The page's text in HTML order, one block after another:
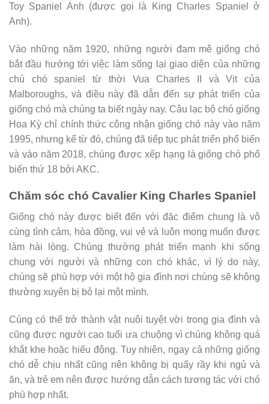
Toy Spaniel Anh (được gọi là King Charles Spaniel ở
Anh).
Vào những năm 1920, những người đam mê giống chó
bắt đầu hướng tới việc làm sống lại giao diện của những
chú chó spaniel từ thời Vua Charles II và Vịt của
Malboroughs, và điều này đã dẫn đến sự phát triển của
giống chó mà chúng ta biết ngày nay. Câu lạc bộ chó giống
Hoa Kỳ chỉ chính thức công nhận giống chó này vào năm
1995, nhưng kể từ đó, chúng đã tiếp tục phát triển phổ biến
và vào năm 2018, chúng được xếp hạng là giống chó phổ
biến thứ 18 bởi AKC.
Chăm sóc chó Cavalier King Charles Spaniel
Giống chó này được biết đến với đặc điểm chung là vô
cùng tình cảm, hòa đồng, vui vẻ và luôn mong muốn được
làm hài lòng. Chúng thường phát triển mạnh khi sống
chung với người và những con chó khác, vì lý do này,
chúng sẽ phù hợp với một hộ gia đình nơi chúng sẽ không
thường xuyên bị bỏ lại một mình.
Cúng có thể trở thành vật nuôi tuyệt vời trong gia đình và
cũng được người cao tuổi ưa chuộng vì chúng không quá
khắt khe hoặc hiếu động. Tuy nhiên, ngay cả những giống
chó dễ chịu nhất cũng nên không bị quấy rầy khi ngủ và
ăn, và trẻ em nên được hướng dẫn cách tương tác với chó
phù hợp nhất.